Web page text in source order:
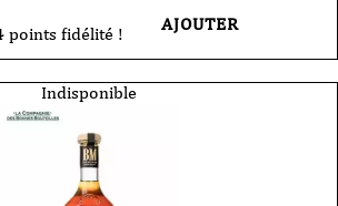
points fidélité ! AJOUTER
Indisponible